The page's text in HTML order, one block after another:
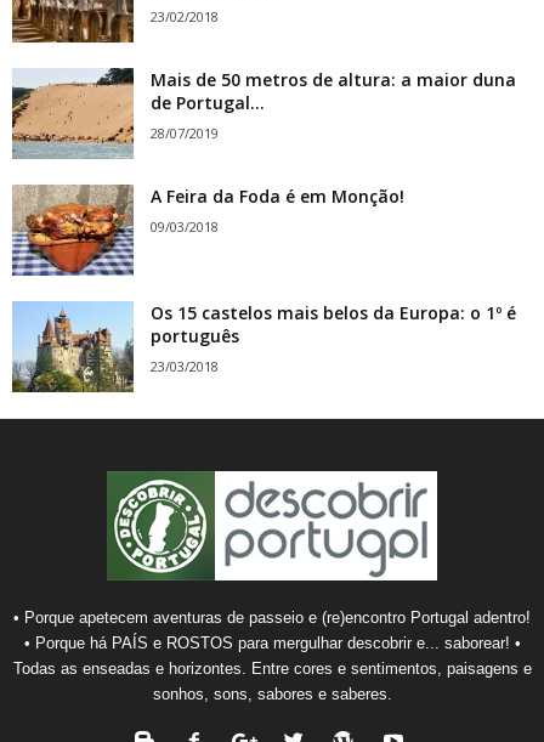
23/02/2018
Mais de 50 metros de altura: a maior duna
de Portugal...
28/07/2019
A Feira da Foda é em Monção!
09/03/2018
Os 15 castelos mais belos da Europa: o 1º é
português
23/03/2018
• Porque apetecem aventuras de passeio e (re)encontro Portugal adentro!
• Porque há PAÍS e ROSTOS para mergulhar descobrir e... saborear! •
Todas as enseadas e horizontes. Entre cores e sentimentos, paisagens e
sonhos, sons, sabores e saberes.